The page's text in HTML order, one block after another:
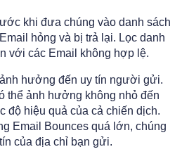
khi đưa chúng vào danh sách
hỏng và bị trả lại. Lọc danh
với các Email không hợp lệ.
hưởng đến uy tín người gửi.
thể ảnh hưởng không nhỏ đến
độ hiệu quả của cả chiến dịch.
Email Bounces quá lớn, chúng
của địa chỉ bạn gửi.